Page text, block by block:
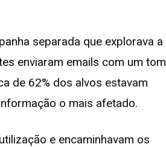
separada que explorava a
enviaram emails com um tom
de 62% dos alvos estavam
o mais afetado.
e encaminhavam os